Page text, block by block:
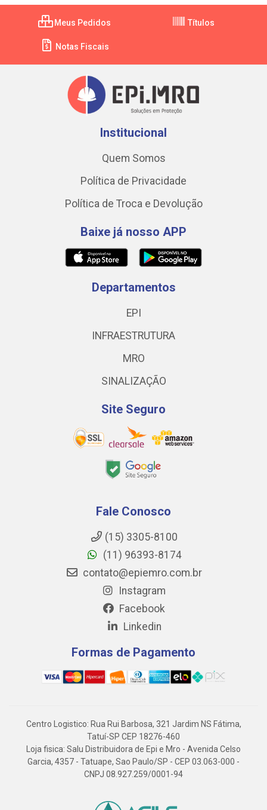
Meus Pedidos Títulos
Notas Fiscais
Institucional
Quem Somos
Política de Privacidade
Política de Troca e Devolução
Baixe já nosso APP
Departamentos
EPI
INFRAESTRUTURA
MRO
SINALIZAÇÃO
Site Seguro
Fale Conosco
(15) 3305-8100
(11) 96393-8174
contato@epiemro.com.br
Instagram
Facebook
Linkedin
Formas de Pagamento
Centro Logistico: Rua Rui Barbosa, 321 Jardim NS Fátima,
Tatuí-SP CEP 18276-460
Loja fisica: Salu Distribuidora de Epi e Mro - Avenida Celso
Garcia, 4357 - Tatuape, Sao Paulo/SP - CEP 03.063-000 -
CNPJ 08.927.259/0001-94